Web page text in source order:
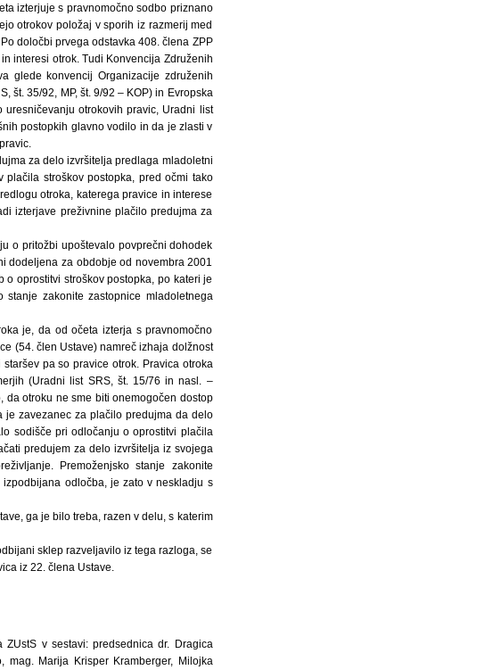
izterjuje s pravnomočno sodbo priznano
otrokov položaj v sporih iz razmerij med
določbi prvega odstavka 408. člena ZPP
interesi otrok. Tudi Konvencija Združenih
glede konvencij Organizacije združenih
št. 35/92, MP, št. 9/92 – KOP) in Evropska
otrokovih pravic, Uradni list
postopkih glavno vodilo in da je zlasti v
za delo izvršitelja predlaga mladoletni
stroškov postopka, pred očmi tako
otroka, katerega pravice in interese
izterjave preživnine plačilo predujma za
o pritožbi upoštevalo povprečni dohodek
dodeljena za obdobje od novembra 2001
oprostitvi stroškov postopka, po kateri je
zakonite zastopnice mladoletnega
je, da od očeta izterja s pravnomočno
(54. člen Ustave) namreč izhaja dolžnost
pa so pravice otrok. Pravica otroka
(Uradni list SRS, št. 15/76 in nasl. –
da otroku ne sme biti onemogočen dostop
je zavezanec za plačilo predujma da delo
sodišče pri odločanju o oprostitvi plačila
predujem za delo izvršitelja iz svojega
Premoženjsko stanje zakonite
odločba, je zato v neskladju s
ga je bilo treba, razen v delu, s katerim
sklep razveljavilo iz tega razloga, se
iz 22. člena Ustave.
v sestavi: predsednica dr. Dragica
Marija Krisper Kramberger, Milojka